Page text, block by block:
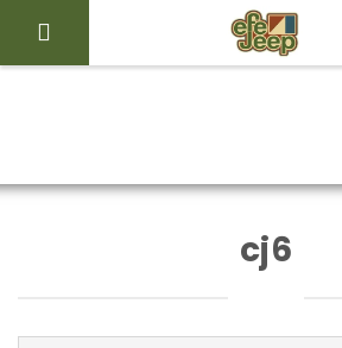
Efe
olarak cj6